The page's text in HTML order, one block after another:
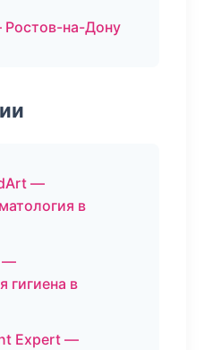
на-Дону
—
в
—
гигиена в
Expert —